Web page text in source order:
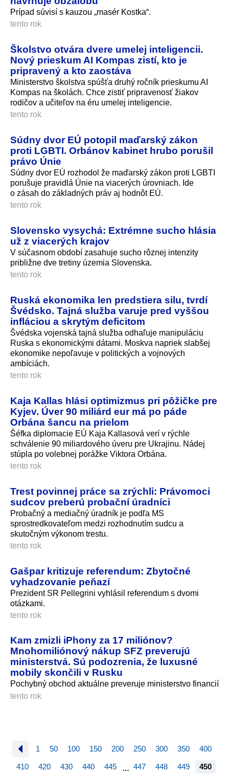
Prípad súvisí s kauzou „masér Kostka“.
tento rok
Školstvo otvára dvere umelej inteligencii.
Nový prieskum AI Kompas zistí, kto je
pripravený a kto zaostáva
Ministerstvo školstva spúšťa druhý ročník prieskumu AI
Kompas na školách. Chce zistiť pripravenosť žiakov
rodičov a učiteľov na éru umelej inteligencie.
tento rok
Súdny dvor EÚ potopil maďarský zákon
proti LGBTI. Orbánov kabinet hrubo porušil
právo Únie
Súdny dvor EÚ rozhodol že maďarský zákon proti LGBTI
porušuje pravidlá Únie na viacerých úrovniach. Ide
o zásah do základných práv aj hodnôt EÚ.
tento rok
Slovensko vysychá: Extrémne sucho hlásia
už z viacerých krajov
V súčasnom období zasahuje sucho rôznej intenzity
približne dve tretiny územia Slovenska.
tento rok
Ruská ekonomika len predstiera silu, tvrdí
Švédsko. Tajná služba varuje pred vyššou
infláciou a skrytým deficitom
Švédska vojenská tajná služba odhaľuje manipuláciu
Ruska s ekonomickými dátami. Moskva napriek slabšej
ekonomike nepoľavuje v politických a vojnových
ambíciách.
tento rok
Kaja Kallas hlási optimizmus pri pôžičke pre
Kyjev. Úver 90 miliárd eur má po páde
Orbána šancu na prielom
Šéfka diplomacie EÚ Kaja Kallasová verí v rýchle
schválenie 90 miliardového úveru pre Ukrajinu. Nádej
stúpla po volebnej porážke Viktora Orbána.
tento rok
Trest povinnej práce sa zrýchli: Právomoci
sudcov preberú probační úradníci
Probačný a mediačný úradník je podľa MS
sprostredkovateľom medzi rozhodnutím sudcu a
skutočným výkonom trestu.
tento rok
Gašpar kritizuje referendum: Zbytočné
vyhadzovanie peňazí
Prezident SR Pellegrini vyhlásil referendum s dvomi
otázkami.
tento rok
Kam zmizli iPhony za 17 miliónov?
Mnohomiliónový nákup SFZ preverujú
ministerstvá. Sú podozrenia, že luxusné
mobily skončili v Rusku
Pochybný obchod aktuálne preveruje ministerstvo financií
tento rok
1 50 100 150 200 250 300 350 400
410 420 430 440 445 … 447 448 449
450